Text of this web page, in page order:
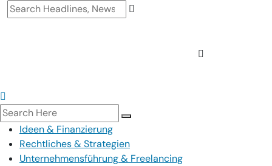
Ideen & Finanzierung
Rechtliches & Strategien
Unternehmensführung & Freelancing